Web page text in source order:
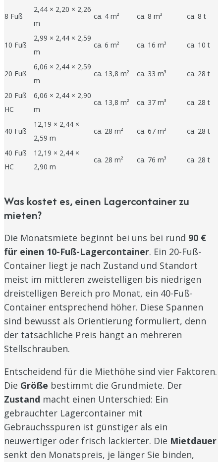
8 Fuß
2,44 × 2,20 × 2,26
m
ca. 4 m² ca. 8 m³ ca. 8 t
10 Fuß
2,99 × 2,44 × 2,59
m
ca. 6 m² ca. 16 m³ ca. 10 t
20 Fuß
6,06 × 2,44 × 2,59
m
ca. 13,8 m² ca. 33 m³ ca. 28 t
20 Fuß
HC
6,06 × 2,44 × 2,90
m
ca. 13,8 m² ca. 37 m³ ca. 28 t
40 Fuß
12,19 × 2,44 ×
2,59 m
ca. 28 m² ca. 67 m³ ca. 28 t
40 Fuß
HC
12,19 × 2,44 ×
2,90 m
ca. 28 m² ca. 76 m³ ca. 28 t
Was kostet es, einen Lagercontainer zu
mieten?
Die Monatsmiete beginnt bei uns bei rund 90 €
für einen 10-Fuß-Lagercontainer. Ein 20-Fuß-
Container liegt je nach Zustand und Standort
meist im mittleren zweistelligen bis niedrigen
dreistelligen Bereich pro Monat, ein 40-Fuß-
Container entsprechend höher. Diese Spannen
sind bewusst als Orientierung formuliert, denn
der tatsächliche Preis hängt an mehreren
Stellschrauben.
Entscheidend für die Miethöhe sind vier Faktoren.
Die Größe bestimmt die Grundmiete. Der
Zustand macht einen Unterschied: Ein
gebrauchter Lagercontainer mit
Gebrauchsspuren ist günstiger als ein
neuwertiger oder frisch lackierter. Die Mietdauer
senkt den Monatspreis, je länger Sie binden,